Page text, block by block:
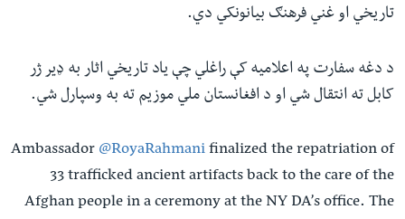
تاریخي او غني فرهنګ بیانونکي دي.
د دغه سفارت په اعلامیه کې راغلي چې یاد تاریخي اثار به ډير ژر
کابل ته انتقال شي او د افغانستان ملي موزیم ته به وسپارل شي.
Ambassador @RoyaRahmanifinalized the repatriation of
33 trafficked ancient artifacts back to the care of the
Afghan people in a ceremony at the NY DA’s office. The